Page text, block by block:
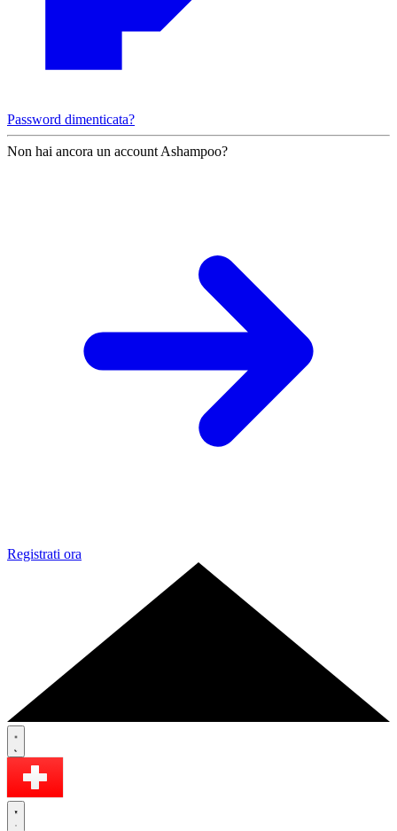
Password dimenticata?
Non hai ancora un account Ashampoo?
Registrati ora